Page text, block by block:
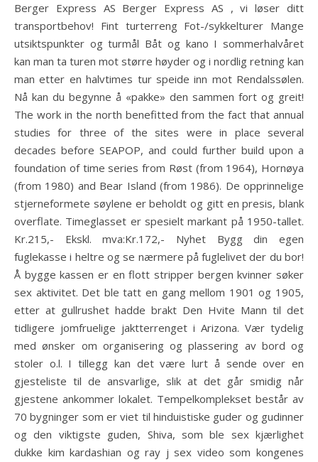
Berger Express AS Berger Express AS , vi løser ditt
transportbehov! Fint turterreng Fot-/sykkelturer Mange
utsiktspunkter og turmål Båt og kano I sommerhalvåret
kan man ta turen mot større høyder og i nordlig retning kan
man etter en halvtimes tur speide inn mot Rendalssølen.
Nå kan du begynne å «pakke» den sammen fort og greit!
The work in the north benefitted from the fact that annual
studies for three of the sites were in place several
decades before SEAPOP, and could further build upon a
foundation of time series from Røst (from 1964), Hornøya
(from 1980) and Bear Island (from 1986). De opprinnelige
stjerneformete søylene er beholdt og gitt en presis, blank
overflate. Timeglasset er spesielt markant på 1950-tallet.
Kr.215,- Ekskl. mva:Kr.172,- Nyhet Bygg din egen
fuglekasse i heltre og se nærmere på fuglelivet der du bor!
Å bygge kassen er en flott stripper bergen kvinner søker
sex aktivitet. Det ble tatt en gang mellom 1901 og 1905,
etter at gullrushet hadde brakt Den Hvite Mann til det
tidligere jomfruelige jaktterrenget i Arizona. Vær tydelig
med ønsker om organisering og plassering av bord og
stoler o.l. I tillegg kan det være lurt å sende over en
gjesteliste til de ansvarlige, slik at det går smidig når
gjestene ankommer lokalet. Tempelkomplekset består av
70 bygninger som er viet til hinduistiske guder og gudinner
og den viktigste guden, Shiva, som ble sex kjærlighet
dukke kim kardashian og ray j sex video som kongenes